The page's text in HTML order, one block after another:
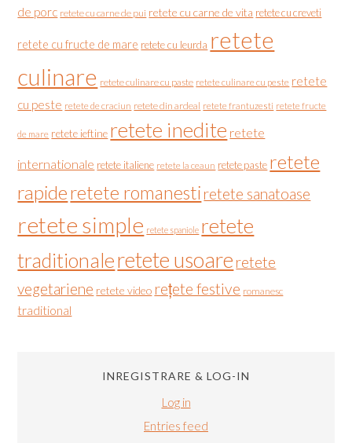
de porc retete cu carne de pui retete cu carne de vita retete cu creveti
retete cu fructe de mare retete cu leurda retete
culinare retete culinare cu paste retete culinare cu peste retete
cu peste retete de craciun retete din ardeal retete frantuzesti retete fructe
de mare retete ieftine retete inedite retete
internationale retete italiene retete la ceaun retete paste retete
rapideretete romanesti retete sanatoase
retete simple retete spaniole retete
traditionaleretete usoare retete
vegetariene retete video rețete festive romanesc
traditional
INREGISTRARE & LOG-IN
Log in
Entries feed